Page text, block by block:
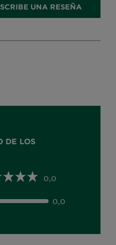
UNA RESEÑA
DE LOS
0,0
0,0